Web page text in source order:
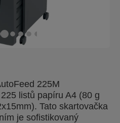
225M
listů papíru A4 (80 g
Tato skartovačka
je sofistikovaný